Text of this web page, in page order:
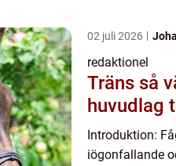
02 juli 2026
redaktionel
Träns så väljer ryttaren rätt
huvudlag
Introduktion:
iögonfallande